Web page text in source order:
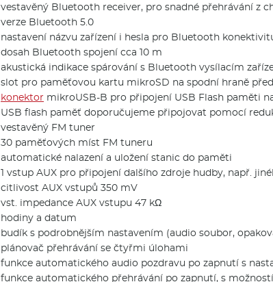
vestavěný Bluetooth receiver, pro snadné přehrávání z
verze Bluetooth 5.0
nastavení názvu zařízení i hesla pro Bluetooth
dosah Bluetooth spojení cca 10 m
akustická indikace spárování s Bluetooth vysílacím
slot pro paměťovou kartu mikroSD na spodní hraně
konektor mikroUSB-B pro připojení USB Flash paměti
USB flash paměť doporučujeme připojovat pomocí
vestavěný FM tuner
30 paměťových míst FM tuneru
automatické nalazení a uložení stanic do paměti
1 vstup AUX pro připojení dalšího zdroje hudby, např.
citlivost AUX vstupů 350 mV
vst. impedance AUX vstupu 47 kΩ
hodiny a datum
budík s podrobnějším nastavením (audio soubor,
plánovač přehrávání se čtyřmi úlohami
funkce automatického audio pozdravu po zapnutí s
funkce automatického přehrávání po zapnutí, s